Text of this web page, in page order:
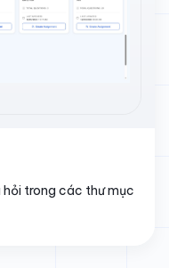
trong các thư mục